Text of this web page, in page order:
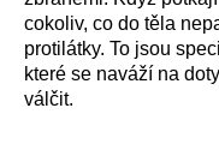
cokoliv, co do těla
protilátky. To jsou
které se naváží na
válčit.